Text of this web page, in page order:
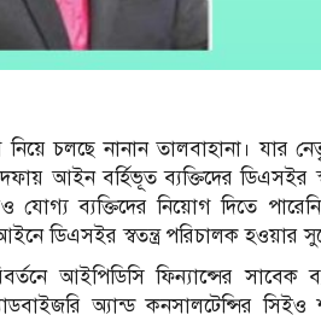
চলছে নানান তালবাহানা। যার
আইন বর্হিভূত ব্যক্তিদের ডিএসইর
যোগ্য ব্যক্তিদের নিয়োগ দিতে
ডিএসইর স্বতন্ত্র পরিচালক হওয়ার
আইপিডিসি ফিন্যান্সের সাবেক
অ্যান্ড কনসালটেন্সির সিইও